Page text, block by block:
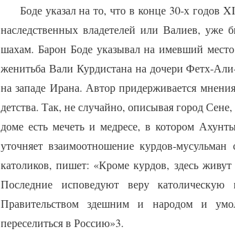
Боде указал на то, что в конце 30-х годов
наследственных владетелей или Валиев,
шахам. Барон Боде указывал на имевший
женитьба Вали Курдистана на дочери Фетх-
на западе Ирана. Автор придерживается
детства. Так, не случайно, описывая город
доме есть мечеть и медресе, в котором
уточняет взаимоотношение курдов-
католиков, пишет: «Кроме курдов, здесь
Последние исповедуют веру
Правительством здешним и народом и
переселиться в Россию»3.